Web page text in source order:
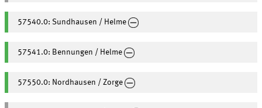
57540.0: Sundhausen / Helme
57541.0: Bennungen / Helme
57550.0: Nordhausen / Zorge